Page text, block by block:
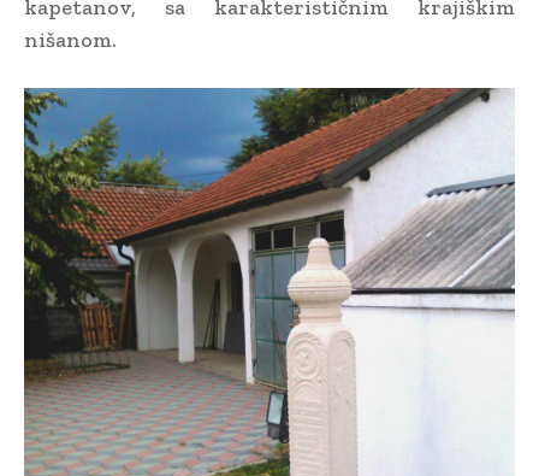
kapetanov, sa karakterističnim krajiškim
nišanom.